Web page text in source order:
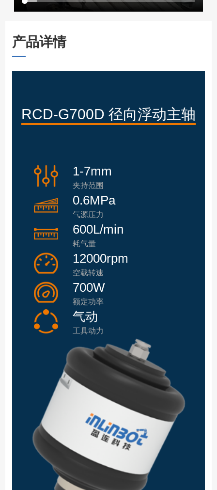
产品详情
RCD-G700D 径向浮动主轴
1-7mm
夹持范围
0.6MPa
气源压力
600L/min
耗气量
12000rpm
空载转速
700W
额定功率
气动
工具动力